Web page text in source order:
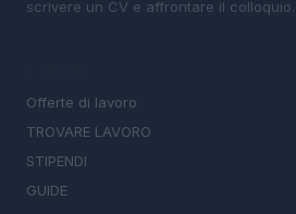
scrivere un CV e affrontare il colloquio.
Offerte di lavoro
TROVARE LAVORO
STIPENDI
GUIDE